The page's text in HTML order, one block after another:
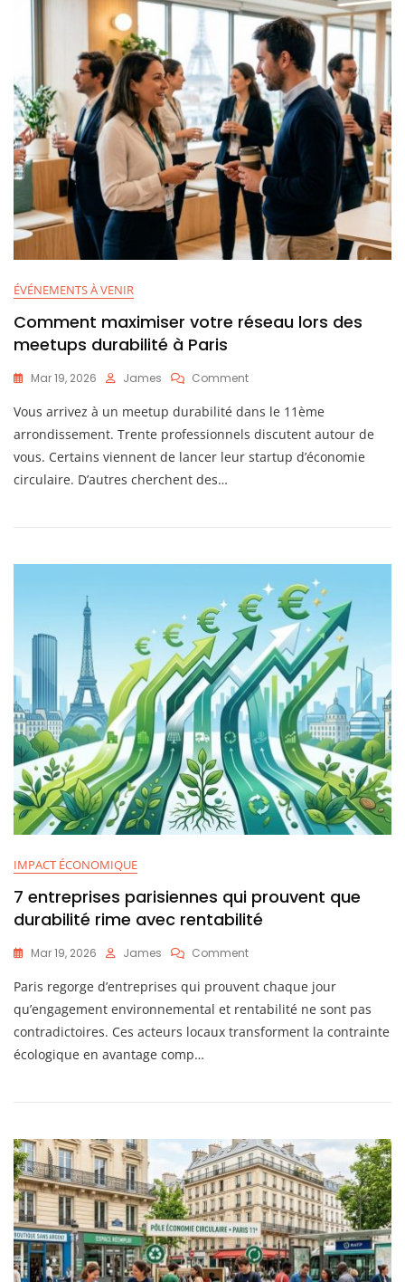
Mon
Parcours
De
Reconversion
ÉVÉNEMENTS À VENIR
Comment maximiser votre réseau lors des
meetups durabilité à Paris
Mar 19, 2026 James CommentOn
Maximiser
Votre
Lors
À
Vous arrivez à un meetup durabilité dans le 11ème
arrondissement. Trente professionnels discutent autour de
vous. Certains viennent de lancer leur startup d’économie
circulaire. D’autres cherchent des…
IMPACT ÉCONOMIQUE
7 entreprises parisiennes qui prouvent que
durabilité rime avec rentabilité
Mar 19, 2026 James CommentOn
Entreprises
Parisiennes
Prouvent
Avec
Paris regorge d’entreprises qui prouvent chaque jour
qu’engagement environnemental et rentabilité ne sont pas
contradictoires. Ces acteurs locaux transforment la contrainte
écologique en avantage comp…